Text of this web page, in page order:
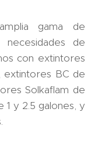
gama de
de
con extintores
BC de
Solkaflam de
1 y 2.5 galones, y